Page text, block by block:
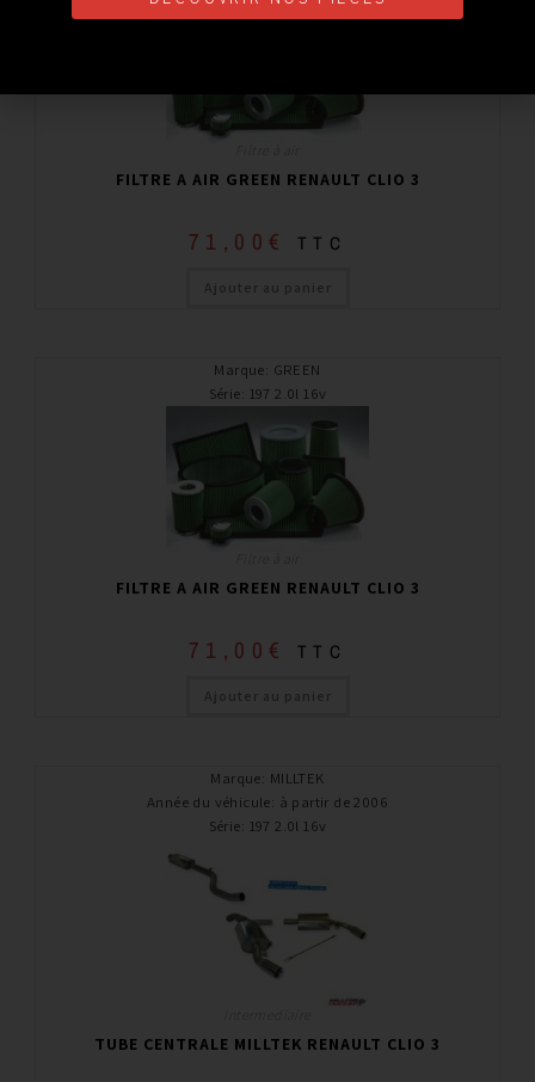
FILTRE A AIR GREEN RENAULT CLIO 3
71,00 € TTC
Ajouter au panier
Marque: GREEN
Série: 197 2.0l 16v
FILTRE A AIR GREEN RENAULT CLIO 3
71,00 € TTC
Ajouter au panier
Marque: MILLTEK
Année du véhicule: à partir de 2006
Série: 197 2.0l 16v
TUBE CENTRALE MILLTEK RENAULT CLIO 3